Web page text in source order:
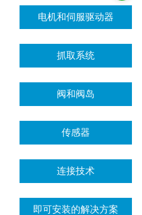
电机和伺服驱动器
抓取系统
阀和阀岛
传感器
连接技术
即可安装的解决方案